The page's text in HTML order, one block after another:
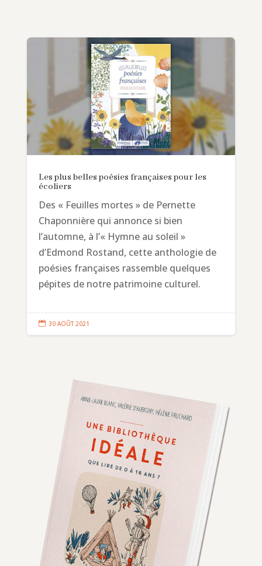
Les plus belles poésies françaises pour les
écoliers
Des « Feuilles mortes » de Pernette
Chaponnière qui annonce si bien
l’automne, à l’« Hymne au soleil »
d’Edmond Rostand, cette anthologie de
poésies françaises rassemble quelques
pépites de notre patrimoine culturel.
 30 AOÛT 2021